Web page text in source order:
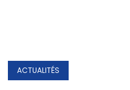
ACTUALITÉS